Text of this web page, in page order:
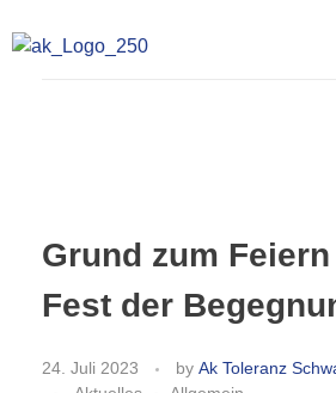
Grund zum
Fest der
24. Juli 2023 by Ak Toleranz